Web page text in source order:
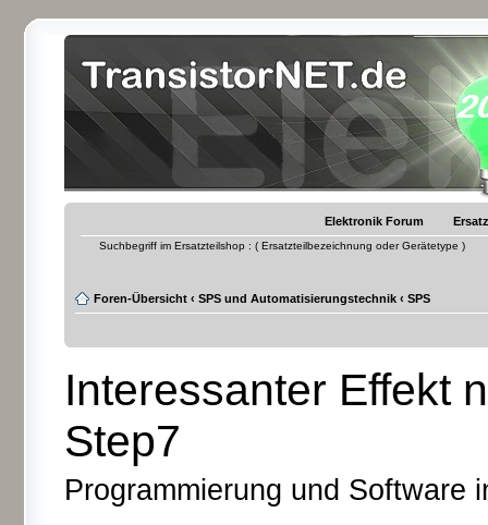
Elektronik Forum
Suchbegriff im Ersatzteilshop : ( Ersatzteilbezeichnung oder Gerätetype )
Foren-Übersicht ‹ SPS und Automatisierungstechnik ‹ SPS
Interessanter Effekt
Step7
Programmierung und Software